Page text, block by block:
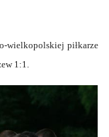
wielkopolskiej piłkarze
1:1.